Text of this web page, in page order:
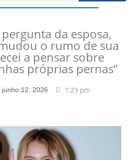
da esposa,
o rumo de sua
a pensar sobre
próprias pernas”
junho 12, 2026 1:23 pm